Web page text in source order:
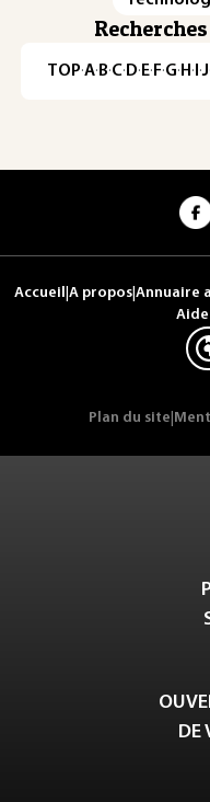
TOP·A·B·C·D·E·F·G·H·I·J
Accueil A propos Annuaire
Aide
Plan du site
DE